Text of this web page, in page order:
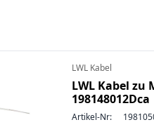
LWL Kabel
LWL Kabel zu
198148012Dca
Artikel-Nr: